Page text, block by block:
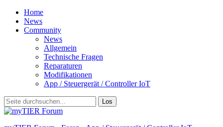
Home
News
Community
News
Allgemein
Technische Fragen
Reparaturen
Modifikationen
App / Steuergerät / Controller IoT